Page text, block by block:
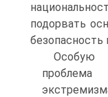
подорвать
безопасность
Особую
проблема